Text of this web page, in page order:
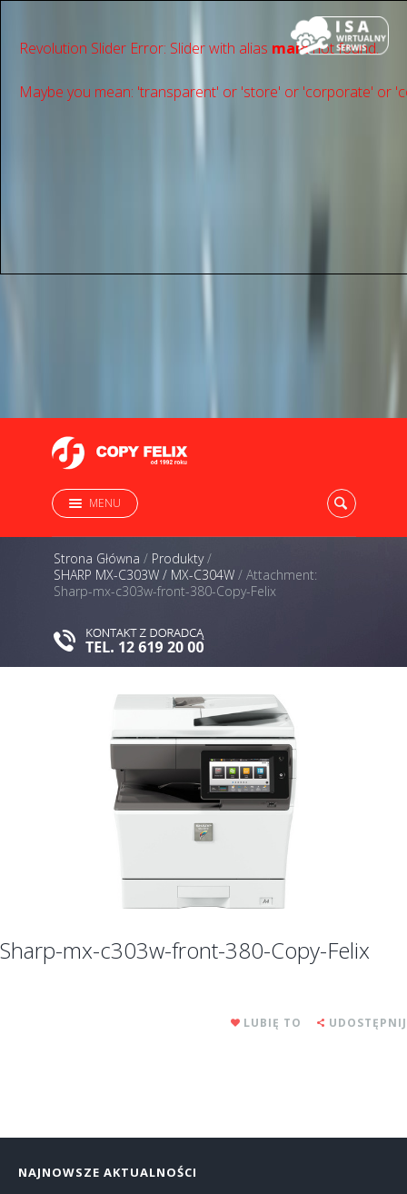
Revolution Slider Error: Slider with alias mainnot found.
Maybe you mean: 'transparent' or 'store' or 'сorporate' or
MENU
Strona Główna / Produkty/
SHARP MX-C303W / MX-C304W / Attachment:
Sharp-mx-c303w-front-380-Copy-Felix
Sharp-mx-c303w-front-380-Copy-Felix
LUBIĘ TO UDOSTĘPNIJ
NAJNOWSZE AKTUALNOŚCI